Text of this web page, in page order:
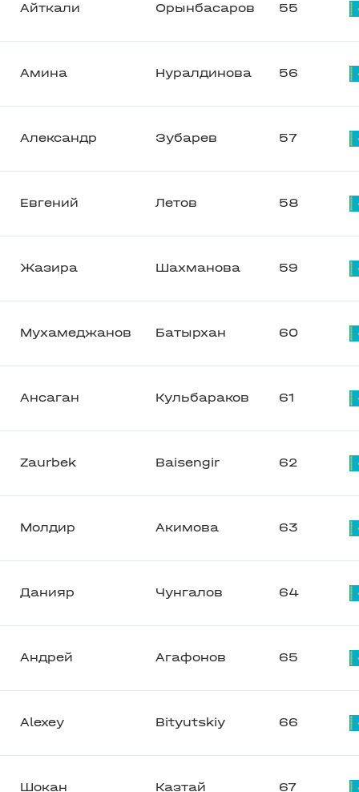
Айткали Орынбасаров 55
Амина Нуралдинова 56
Александр Зубарев 57
Евгений Летов 58
Жазира Шахманова 59
Мухамеджанов Батырхан 60
Ансаган Кульбараков 61
Zaurbek Baisengir 62
Молдир Акимова 63
Данияр Чунгалов 64
Андрей Агафонов 65
Alexey Bityutskiy 66
Шокан Казтай 67